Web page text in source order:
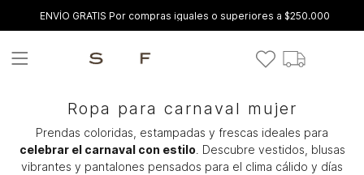
ENVÍO GRATIS Por compras iguales o superiores a $250.000
Ropa para carnaval mujer
Prendas coloridas, estampadas y frescas ideales para
celebrar el carnaval con estilo. Descubre vestidos, blusas
vibrantes y pantalones pensados para el clima cálido y días